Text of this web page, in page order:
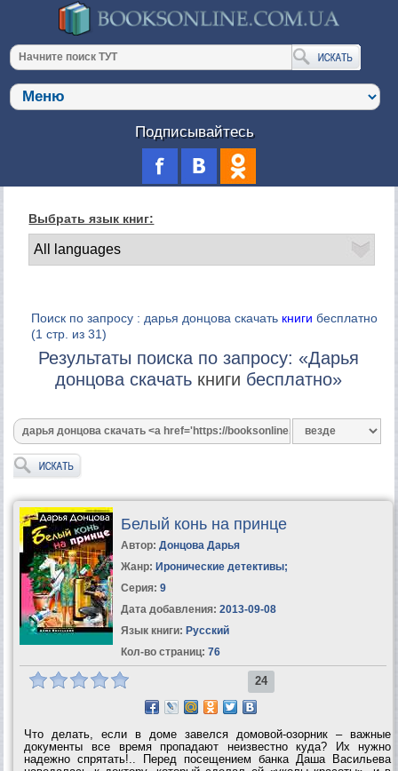
Подписывайтесь
Выбрать язык книг:
Поиск по запросу : дарья донцова скачать книги бесплатно
(1 стр. из 31)
Результаты поиска по запросу: «Дарья
донцова скачать книги бесплатно»
Белый конь на принце
Автор: Донцова Дарья
Жанр: Иронические детективы;
Серия: 9
Дата добавления: 2013-09-08
Язык книги: Русский
Кол-во страниц: 76
24
Что делать, если в доме завелся домовой-озорник – важные
документы все время пропадают неизвестно куда? Их нужно
надежно спрятать!.. Перед посещением банка Даша Васильева